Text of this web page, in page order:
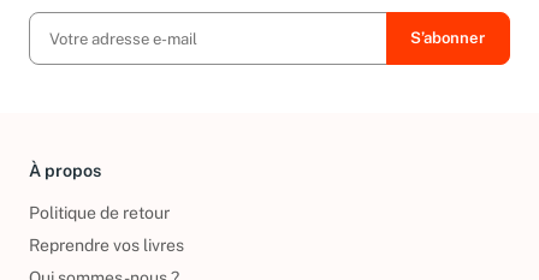
À propos
Politique de retour
Reprendre vos livres